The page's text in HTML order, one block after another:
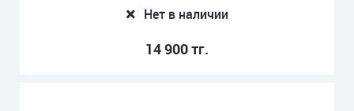
Нет в наличии
14 900 тг.